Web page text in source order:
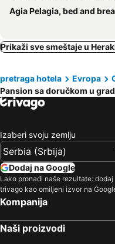
Agia Pelagia, bed and
Prikaži sve smeštaje u
pretraga hotela Evropa
Pansion sa doručkom u
Izaberi svoju zemlju
Dodaj na Google
Lako pronađi naše rezultate: dodaj
trivago kao omiljeni izvor na
Kompanija
Naši proizvodi